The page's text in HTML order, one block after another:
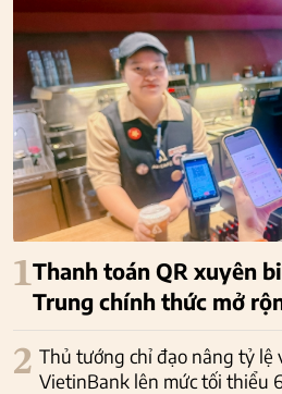
1Thanh toán QR xuyên
Trung chính thức mở
2 Thủ tướng chỉ đạo nâng tỷ lệ
VietinBank lên mức tối thiểu